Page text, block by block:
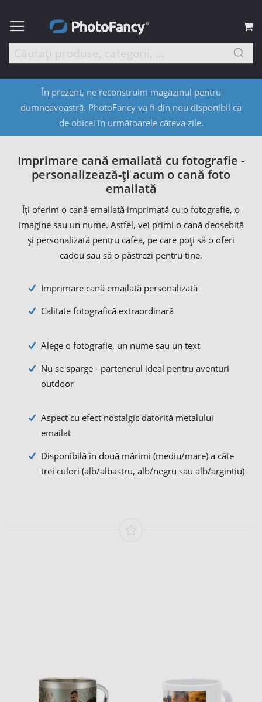
În prezent, ne reconstruim magazinul pentru
dumneavoastră. PhotoFancy va fi din nou disponibil ca
de obicei în următoarele câteva zile.
Imprimare cană emailată cu fotografie -
personalizează-ți acum o cană foto
emailată
Îți oferim o cană emailată imprimată cu o fotografie, o
imagine sau un nume. Astfel, vei primi o cană deosebită
și personalizată pentru cafea, pe care poți să o oferi
cadou sau să o păstrezi pentru tine.
Imprimare cană emailată personalizată
Calitate fotografică extraordinară
Alege o fotografie, un nume sau un text
Nu se sparge - partenerul ideal pentru aventuri
outdoor
Aspect cu efect nostalgic datorită metalului
emailat
Disponibilă în două mărimi (mediu/mare) a câte
trei culori (alb/albastru, alb/negru sau alb/argintiu)